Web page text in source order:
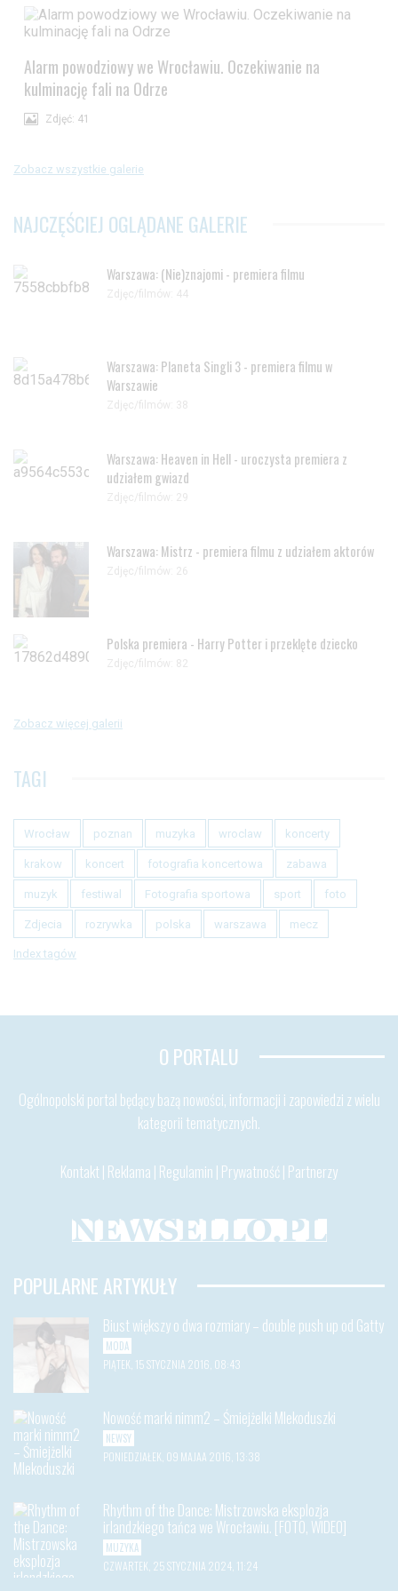
Alarm powodziowy we Wrocławiu. Oczekiwanie na
kulminację fali na Odrze
Zdjęć: 41
Zobacz wszystkie galerie
NAJCZĘŚCIEJ OGLĄDANE GALERIE
Warszawa: (Nie)znajomi - premiera filmu
Zdjęc/filmów: 44
Warszawa: Planeta Singli 3 - premiera filmu w
Warszawie
Zdjęc/filmów: 38
Warszawa: Heaven in Hell - uroczysta premiera z
udziałem gwiazd
Zdjęc/filmów: 29
Warszawa: Mistrz - premiera filmu z udziałem aktorów
Zdjęc/filmów: 26
Polska premiera - Harry Potter i przeklęte dziecko
Zdjęc/filmów: 82
Zobacz więcej galerii
TAGI
Wrocław poznan muzyka wroclaw koncerty
krakow koncert fotografia koncertowa zabawa
muzyk festiwal Fotografia sportowa sport foto
Zdjecia rozrywka polska warszawa mecz
Index tagów
O PORTALU
Ogólnopolski portal będący bazą nowości, informacji i zapowiedzi z wielu
kategorii tematycznych.
Kontakt | Reklama | Regulamin | Prywatność| Partnerzy
POPULARNE ARTYKUŁY
Biust większy o dwa rozmiary – double push up od Gatty
MODA
PIĄTEK, 15 STYCZNIA 2016, 08:43
Nowość marki nimm2 – Śmiejżelki Mlekoduszki
NEWSY
PONIEDZIAŁEK, 09 MAJAA 2016, 13:38
Rhythm of the Dance: Mistrzowska eksplozja
irlandzkiego tańca we Wrocławiu. [FOTO, WIDEO]
MUZYKA
CZWARTEK, 25 STYCZNIA 2024, 11:24